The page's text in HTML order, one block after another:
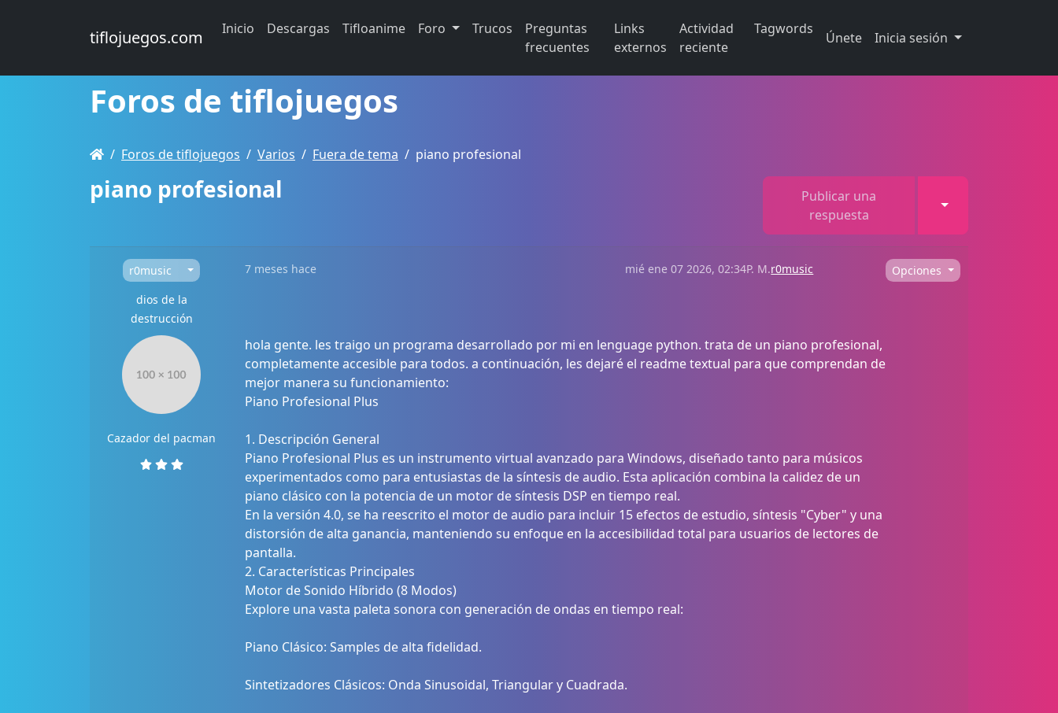
tiflojuegos.com Inicio Descargas Tifloanime Foro Trucos
Preguntas
frecuentes
Links
externos
Actividad
reciente
Tagwords
Únete Inicia sesión
Foros de tiflojuegos
Foros de tiflojuegos Varios Fuera de tema piano profesional
piano profesional
Publicar una
respuesta
Toggle Dropdown
r0music
dios de la
destrucción
7 meses hace mié ene 07 2026, 02:34P. M.r0music Opciones
Cazador del pacman
hola gente. les traigo un programa desarrollado por mi en lenguage python. trata de un piano profesional,
completamente accesible para todos. a continuación, les dejaré el readme textual para que comprendan de
mejor manera su funcionamiento:
Piano Profesional Plus
1. Descripción General
Piano Profesional Plus es un instrumento virtual avanzado para Windows, diseñado tanto para músicos
experimentados como para entusiastas de la síntesis de audio. Esta aplicación combina la calidez de un
piano clásico con la potencia de un motor de síntesis DSP en tiempo real.
En la versión 4.0, se ha reescrito el motor de audio para incluir 15 efectos de estudio, síntesis "Cyber" y una
distorsión de alta ganancia, manteniendo su enfoque en la accesibilidad total para usuarios de lectores de
pantalla.
2. Características Principales
Motor de Sonido Híbrido (8 Modos)
Explore una vasta paleta sonora con generación de ondas en tiempo real:
Piano Clásico: Samples de alta fidelidad.
Sintetizadores Clásicos: Onda Sinusoidal, Triangular y Cuadrada.